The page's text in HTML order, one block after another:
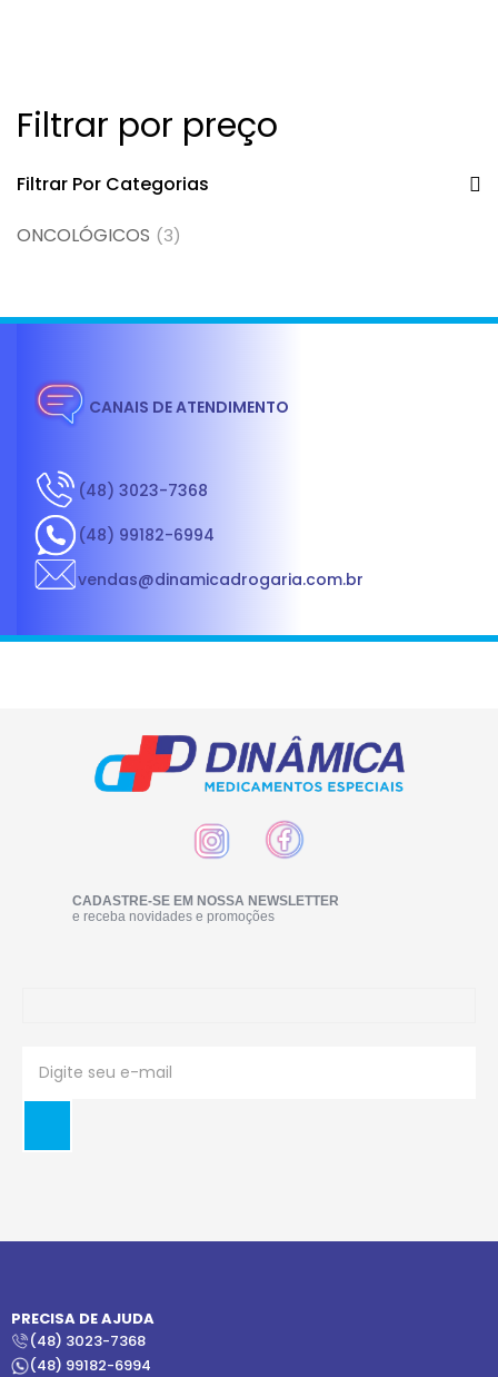
Filtrar por preço
Filtrar Por Categorias
ONCOLÓGICOS (3)
CANAIS DE ATENDIMENTO
(48) 3023-7368
(48) 99182-6994
vendas@dinamicadrogaria.com.br
CADASTRE-SE EM NOSSA NEWSLETTER
e receba novidades e promoções
PRECISA DE AJUDA
(48) 3023-7368
(48) 99182-6994